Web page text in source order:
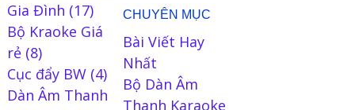
Gia Đình (17)
Bộ Kraoke Giá
rẻ(8)
Cục đẩy BW(4)
Dàn Âm Thanh
CHUYÊN MỤC
Bài Viết Hay
Nhất
Bộ Dàn Âm
Thanh Karaoke